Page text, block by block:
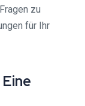
zu
für Ihr